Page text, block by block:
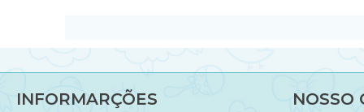
INFORMARÇÕES NOSSO